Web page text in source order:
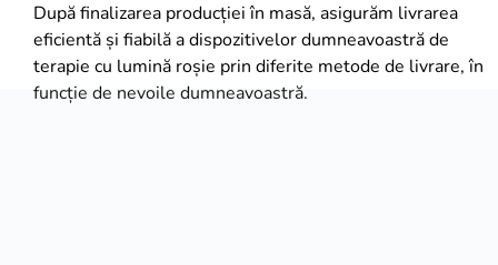
După finalizarea producției în masă, asigurăm livrarea
eficientă și fiabilă a dispozitivelor dumneavoastră de
terapie cu lumină roșie prin diferite metode de livrare, în
funcție de nevoile dumneavoastră.